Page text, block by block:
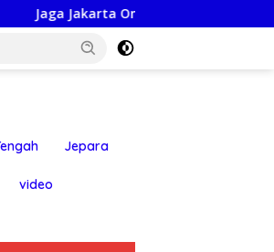
On The Spot: Kapolsek Bekasi
Jepara
video